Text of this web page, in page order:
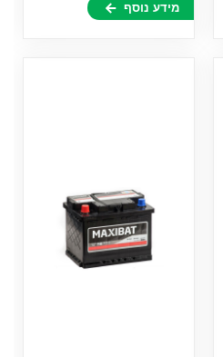
מידע נוסף